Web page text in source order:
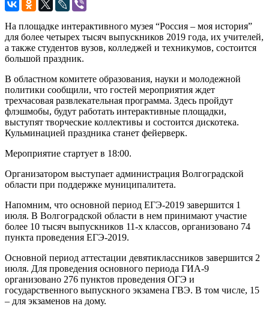
На площадке интерактивного музея “Россия – моя история”
для более четырех тысяч выпускников 2019 года, их учителей,
а также студентов вузов, колледжей и техникумов, состоится
большой праздник.
В областном комитете образования, науки и молодежной
политики сообщили, что гостей мероприятия ждет
трехчасовая развлекательная программа. Здесь пройдут
флэшмобы, будут работать интерактивные площадки,
выступят творческие коллективы и состоится дискотека.
Кульминацией праздника станет фейерверк.
Мероприятие стартует в 18:00.
Организатором выступает администрация Волгоградской
области при поддержке муниципалитета.
Напомним, что основной период ЕГЭ-2019 завершится 1
июля. В Волгоградской области в нем принимают участие
более 10 тысяч выпускников 11-х классов, организовано 74
пункта проведения ЕГЭ-2019.
Основной период аттестации девятиклассников завершится 2
июля. Для проведения основного периода ГИА-9
организовано 276 пунктов проведения ОГЭ и
государственного выпускного экзамена ГВЭ. В том числе, 15
– для экзаменов на дому.